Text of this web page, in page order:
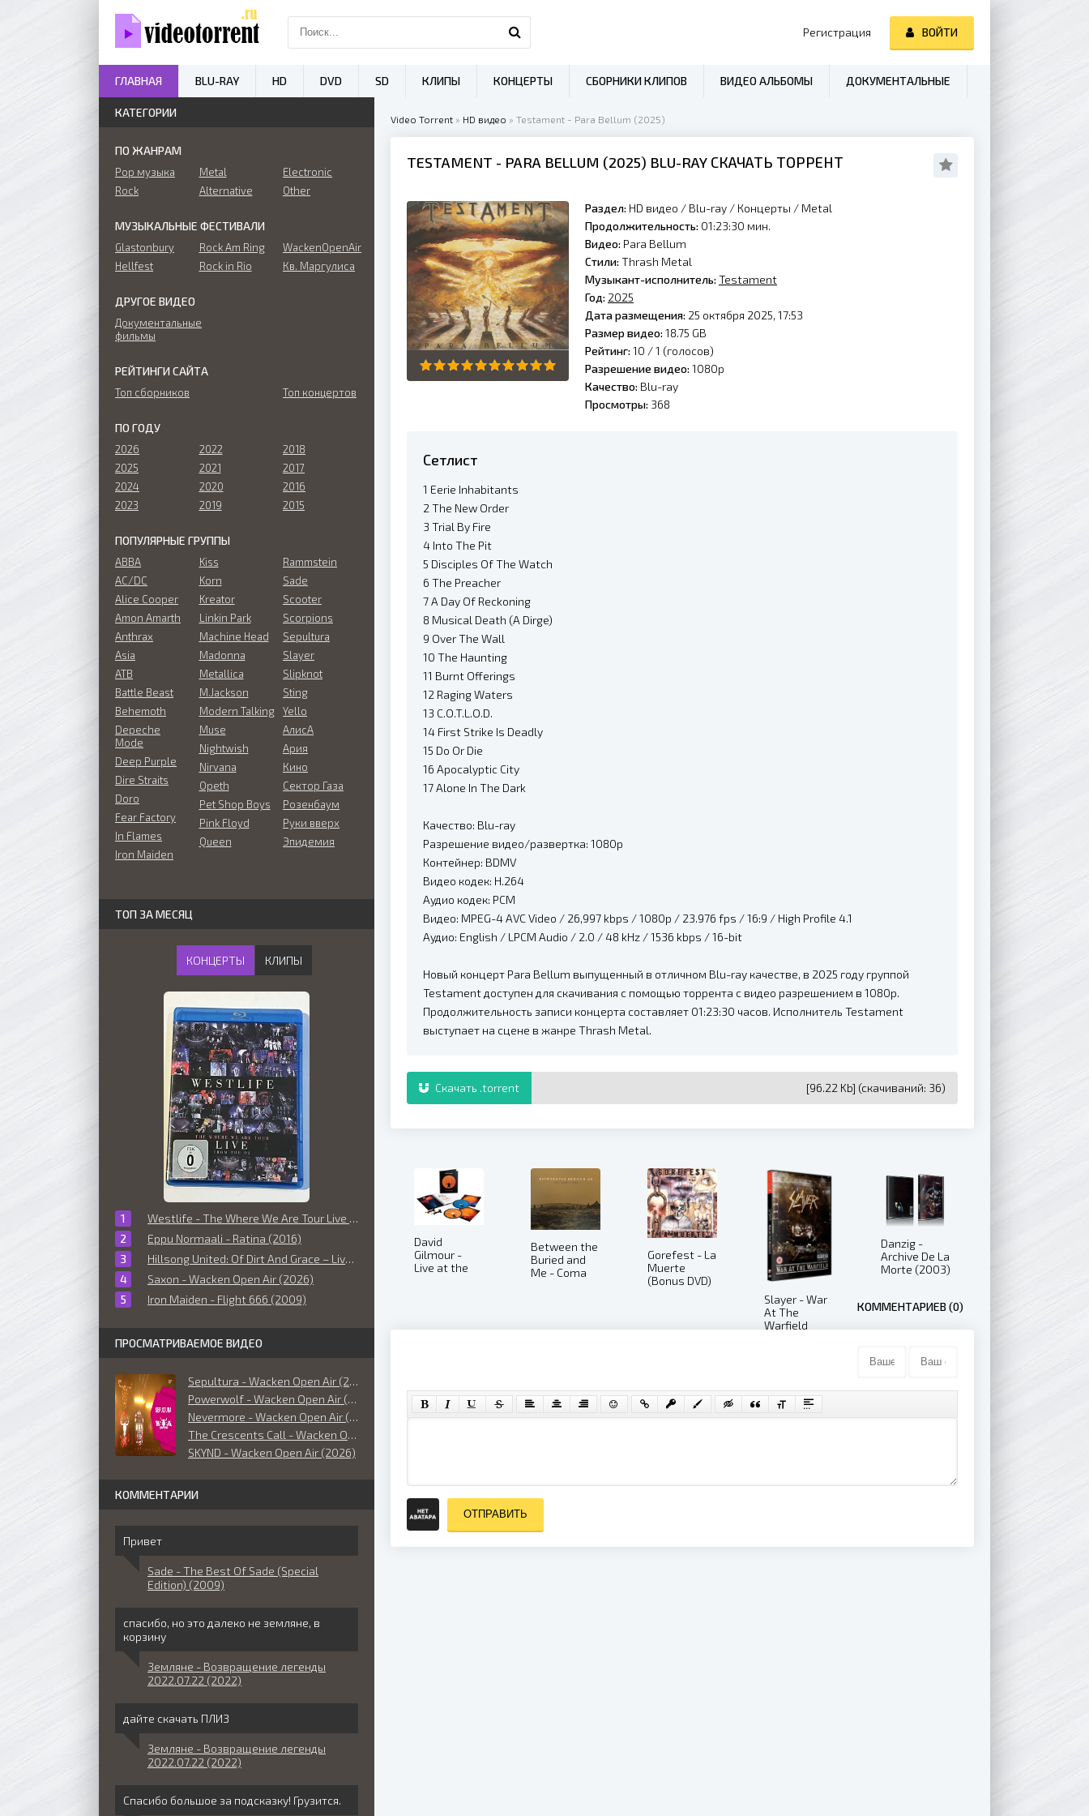
Video Torrent » HD видео » Testament - Para Bellum (2025)
TESTAMENT - PARA BELLUM (2025) BLU-RAY СКАЧАТЬ ТОРРЕНТ
Раздел: HD видео / Blu-ray / Концерты / Metal
Продолжительность: 01:23:30 мин.
Видео: Para Bellum
Стили: Thrash Metal
Музыкант-исполнитель: Testament
Год: 2025
Дата размещения: 25 октября 2025, 17:53
Размер видео: 18.75 GB
Рейтинг: 10 /1 (голосов)
Разрешение видео: 1080p
Качество: Blu-ray
Просмотры: 368
Сетлист
1 Eerie Inhabitants
2 The New Order
3 Trial By Fire
4 Into The Pit
5 Disciples Of The Watch
6 The Preacher
7 A Day Of Reckoning
8 Musical Death (A Dirge)
9 Over The Wall
10 The Haunting
11 Burnt Offerings
12 Raging Waters
13 C.O.T.L.O.D.
14 First Strike Is Deadly
15 Do Or Die
16 Apocalyptic City
17 Alone In The Dark
Качество: Blu-ray
Разрешение видео/развертка: 1080p
Контейнер: BDMV
Видео кодек: H.264
Аудио кодек: PCM
Видео: MPEG-4 AVC Video / 26,997 kbps / 1080p / 23.976 fps / 16:9 / High Profile 4.1
Аудио: English / LPCM Audio / 2.0 / 48 kHz / 1536 kbps / 16-bit
Новый концерт Para Bellum выпущенный в отличном Blu-ray качестве, в 2025 году группой
Testament доступен для скачивания с помощью торрента с видео разрешением в 1080p.
Продолжительность записи концерта составляет 01:23:30 часов. Исполнитель Testament
выступает на сцене в жанре Thrash Metal.
Скачать .torrent [96.22 Kb] (cкачиваний: 36)
David
Gilmour -
Live at the
Between the
Buried and
Me - Coma
Gorefest - La
Muerte
(Bonus DVD)
Slayer - War
At The
Warfield
Danzig -
Archive De La
Morte (2003)
КОММЕНТАРИЕВ (0)
ОТПРАВИТЬ
КАТЕГОРИИ
ПО ЖАНРАМ
Pop музыка
Rock
Metal
Alternative
Electronic
Other
МУЗЫКАЛЬНЫЕ ФЕСТИВАЛИ
Glastonbury
Hellfest
Rock Am Ring
Rock in Rio
WackenOpenAir
Кв. Маргулиса
ДРУГОЕ ВИДЕО
Документальные
фильмы
РЕЙТИНГИ САЙТА
Топ сборников Топ концертов
ПО ГОДУ
2026
2025
2024
2023
2022
2021
2020
2019
2018
2017
2016
2015
ПОПУЛЯРНЫЕ ГРУППЫ
ABBA
AC/DC
Alice Cooper
Amon Amarth
Anthrax
Asia
ATB
Battle Beast
Behemoth
Depeche
Mode
Deep Purple
Dire Straits
Doro
Fear Factory
In Flames
Iron Maiden
Kiss
Korn
Kreator
Linkin Park
Machine Head
Madonna
Metallica
M.Jackson
Modern Talking
Muse
Nightwish
Nirvana
Opeth
Pet Shop Boys
Pink Floyd
Queen
Rammstein
Sade
Scooter
Scorpions
Sepultura
Slayer
Slipknot
Sting
Yello
АлисА
Ария
Кино
Сектор Газа
Розенбаум
Руки вверх
Эпидемия
ТОП ЗА МЕСЯЦ
КОНЦЕРТЫ КЛИПЫ
Westlife - The Where We Are Tour Live From The O2 (2010)
Eppu Normaali - Ratina (2016)
Hillsong United: Of Dirt And Grace – Live From The Land (2016)
Saxon - Wacken Open Air (2026)
Iron Maiden - Flight 666 (2009)
ПРОСМАТРИВАЕМОЕ ВИДЕО
Sepultura - Wacken Open Air (2026)
Powerwolf - Wacken Open Air (2026)
Nevermore - Wacken Open Air (2026)
The Crescents Call - Wacken Open Air (2026)
SKYND - Wacken Open Air (2026)
КОММЕНТАРИИ
Привет
Sade - The Best Of Sade (Special
Edition) (2009)
спасибо, но это далеко не земляне, в
корзину
Земляне - Возвращение легенды
2022.07.22 (2022)
дайте скачать ПЛИЗ
Земляне - Возвращение легенды
2022.07.22 (2022)
Спасибо большое за подсказку! Грузится.
Регистрация ВОЙТИ
ГЛАВНАЯ BLU-RAY HD DVD SD КЛИПЫ КОНЦЕРТЫ СБОРНИКИ КЛИПОВ ВИДЕО АЛЬБОМЫ ДОКУМЕНТАЛЬНЫЕ